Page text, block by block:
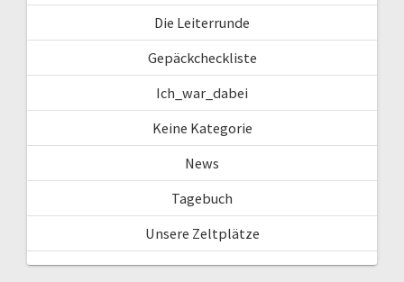
Die Leiterrunde
Gepäckcheckliste
Ich_war_dabei
Keine Kategorie
News
Tagebuch
Unsere Zeltplätze